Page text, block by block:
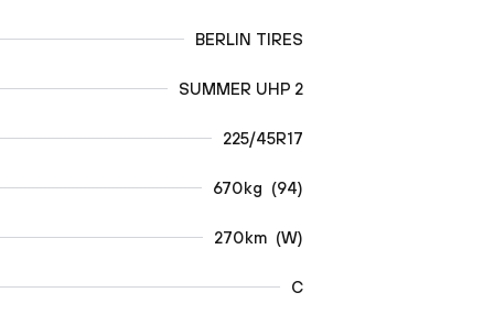
BERLIN TIRES
SUMMER UHP 2
225/45R17
670kg (94)
270km (W)
C